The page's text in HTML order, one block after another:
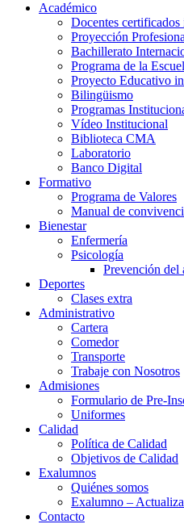
Académico
Docentes
Proyección
Bachillerato
Programa de la
Proyecto Educativo
Bilingüismo
Programas
Vídeo Institucional
Biblioteca CMA
Laboratorio
Banco Digital
Formativo
Programa de Valores
Manual de
Bienestar
Enfermería
Psicología
Prevención del
Deportes
Clases extra
Administrativo
Cartera
Comedor
Transporte
Trabaje con Nosotros
Admisiones
Formulario de Pre-
Uniformes
Calidad
Política de Calidad
Objetivos de Calidad
Exalumnos
Quiénes somos
Exalumno –
Contacto